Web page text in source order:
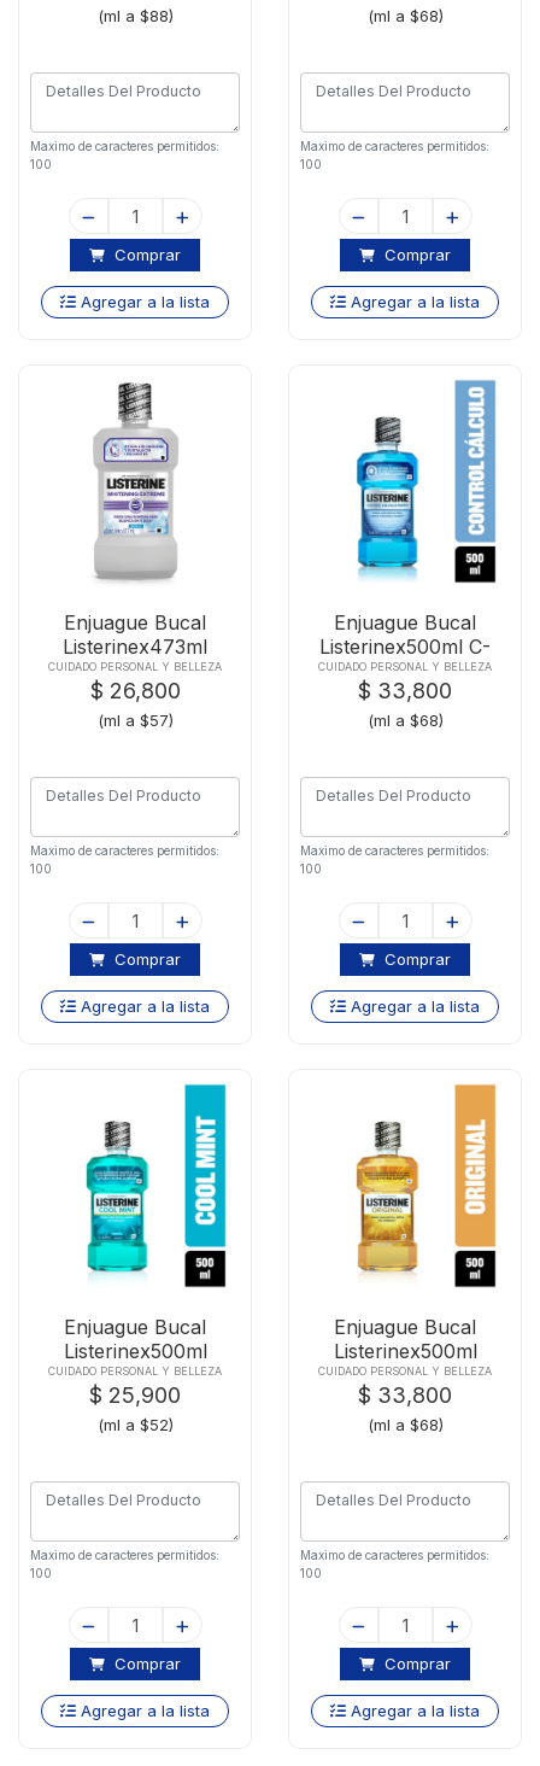
(ml a $88)
Maximo de caracteres permitidos:
100
Comprar
Agregar a la lista
(ml a $68)
Maximo de caracteres permitidos:
100
Comprar
Agregar a la lista
Enjuague Bucal
Listerinex473ml
Whitening Extrem
CUIDADO PERSONAL Y BELLEZA
$ 26,800
(ml a $57)
Maximo de caracteres permitidos:
100
Comprar
Agregar a la lista
Enjuague Bucal
Listerinex500ml C-
calculo
CUIDADO PERSONAL Y BELLEZA
$ 33,800
(ml a $68)
Maximo de caracteres permitidos:
100
Comprar
Agregar a la lista
Enjuague Bucal
Listerinex500ml
Coolmint
CUIDADO PERSONAL Y BELLEZA
$ 25,900
(ml a $52)
Maximo de caracteres permitidos:
100
Comprar
Agregar a la lista
Enjuague Bucal
Listerinex500ml
Solucion Antisep
CUIDADO PERSONAL Y BELLEZA
$ 33,800
(ml a $68)
Maximo de caracteres permitidos:
100
Comprar
Agregar a la lista